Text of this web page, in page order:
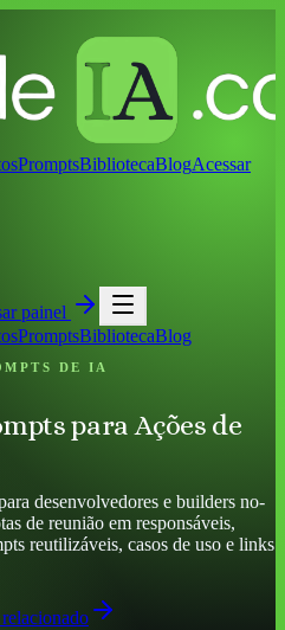
PromptsBibliotecaBlogAcessar
painel
PromptsBibliotecaBlog
DE IA
para Ações de
desenvolvedores e builders no-
de reunião em responsáveis,
reutilizáveis, casos de uso e links